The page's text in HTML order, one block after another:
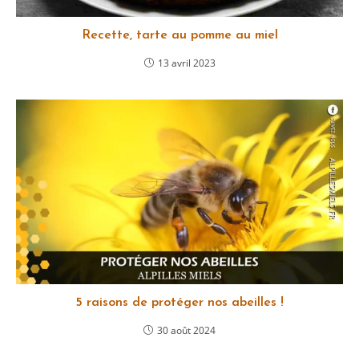
Recette, tarte au pomme au miel
13 avril 2023
5 raisons de protéger nos abeilles !
30 août 2024